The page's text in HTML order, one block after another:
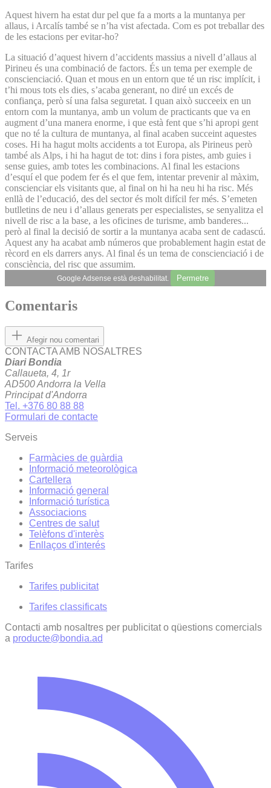
Aquest hivern ha estat dur pel que fa a morts a la muntanya per
allaus, i Arcalís també se n’ha vist afectada. Com es pot treballar des
de les estacions per evitar-ho?
La situació d’aquest hivern d’accidents massius a nivell d’allaus al
Pirineu és una combinació de factors. És un tema per exemple de
conscienciació. Quan et mous en un entorn que té un risc implícit, i
t’hi mous tots els dies, s’acaba generant, no diré un excés de
confiança, però sí una falsa seguretat. I quan això succeeix en un
entorn com la muntanya, amb un volum de practicants que va en
augment d’una manera enorme, i que està fent que s’hi apropi gent
que no té la cultura de muntanya, al final acaben succeint aquestes
coses. Hi ha hagut molts accidents a tot Europa, als Pirineus però
també als Alps, i hi ha hagut de tot: dins i fora pistes, amb guies i
sense guies, amb totes les combinacions. Al final les estacions
d’esquí el que podem fer és el que fem, intentar prevenir al màxim,
conscienciar els visitants que, al final on hi ha neu hi ha risc. Més
enllà de l’educació, des del sector és molt difícil fer més. S’emeten
butlletins de neu i d’allaus generats per especialistes, se senyalitza el
nivell de risc a la base, a les oficines de turisme, amb banderes...
però al final la decisió de sortir a la muntanya acaba sent de cadascú.
Aquest any ha acabat amb números que probablement hagin estat de
rècord en els darrers anys. Al final és un tema de conscienciació i de
consciència, del risc que assumim.
Google Adsense està deshabilitat. Permetre
Comentaris
Afegir nou comentari
CONTACTA AMB NOSALTRES
Diari Bondia
Callaueta, 4, 1r
AD500 Andorra la Vella
Principat d'Andorra
Tel. +376 80 88 88
Formulari de contacte
Serveis
Farmàcies de guàrdia
Informació meteorològica
Cartellera
Informació general
Informació turística
Associacions
Centres de salut
Telèfons d'interès
Enllaços d'interés
Tarifes
Tarifes publicitat
Tarifes classificats
Contacti amb nosaltres per publicitat o qüestions comercials
a producte@bondia.ad